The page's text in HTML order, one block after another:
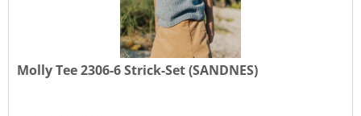
Molly Tee 2306-6 Strick-Set (SANDNES)